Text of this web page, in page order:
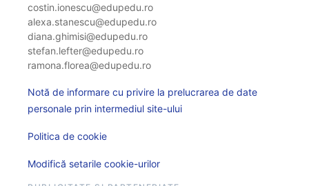
costin.ionescu@edupedu.ro
alexa.stanescu@edupedu.ro
diana.ghimisi@edupedu.ro
stefan.lefter@edupedu.ro
ramona.florea@edupedu.ro
Notă de informare cu privire la prelucrarea de date
personale prin intermediul site-ului
Politica de cookie
Modifică setarile cookie-urilor